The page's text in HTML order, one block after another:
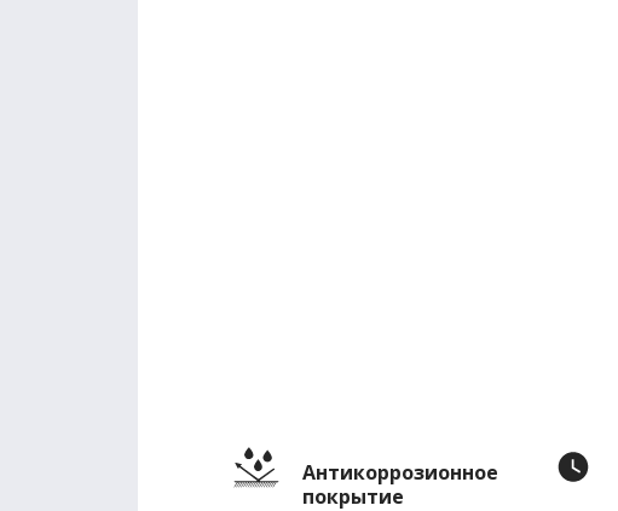
Антикоррозионное
покрытие